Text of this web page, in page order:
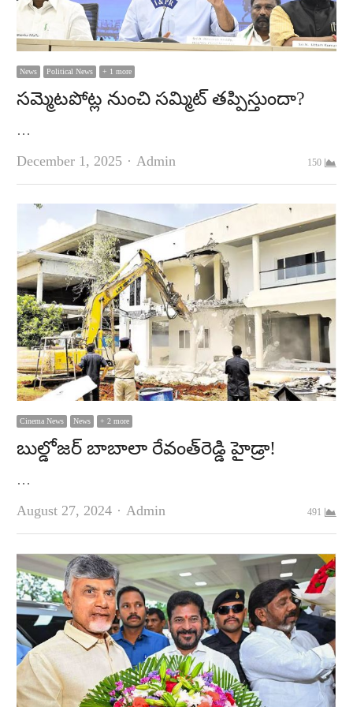
News Political News + 1 more
సమ్మెటపోట్ల నుంచి సమ్మిట్‌ తప్పిస్తుందా?
…
December 1, 2025
Author
Admin 150
Cinema News News + 2 more
బుల్డోజర్‌ బాబాలా రేవంత్‌రెడ్డి హైడ్రా!
…
August 27, 2024
Author
Admin 491